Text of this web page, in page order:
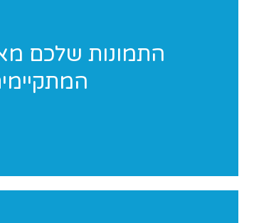
התמונות שלכם
אנחנו מגיעים לצלם במגוון אירועי